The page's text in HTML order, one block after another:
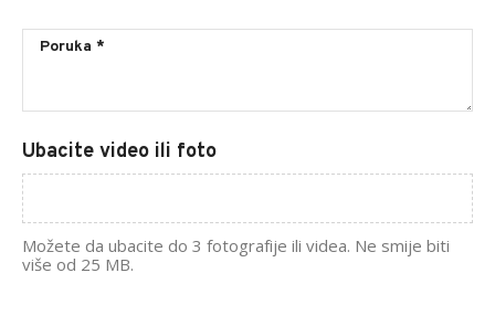
Ubacite video ili foto
Možete da ubacite do 3 fotografije ili videa. Ne smije biti
više od 25 MB.